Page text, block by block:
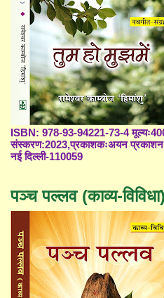
ISBN: 978-93-94221-73-4
संस्करण:2023,प्रकाशकःअयन प्रकाशन
नई दिल्ली-110059
पञ्च पल्लव (काव्य-